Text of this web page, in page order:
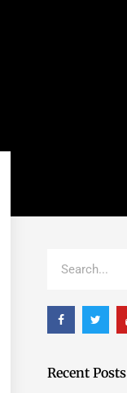
Recent Posts